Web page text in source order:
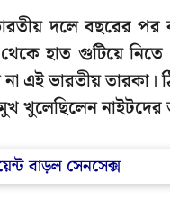
দলে বছরের
হাত গুটিয়ে
এই ভারতীয় তারকা।
খুলেছিলেন নাইটদের
বাড়ল সেনসেক্স